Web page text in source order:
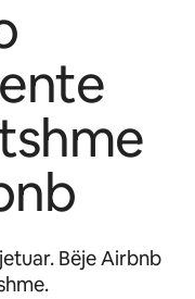
Bëje Airbnb